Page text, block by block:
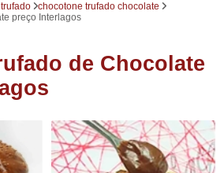
chocotone trufado chocolate
preço Interlagos
de Chocolate